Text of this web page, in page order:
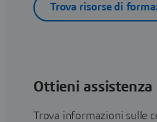
Trova risorse di
Ottieni assistenza
Trova informazioni sulle